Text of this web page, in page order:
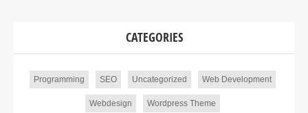
CATEGORIES
Programming SEO Uncategorized Web Development
Webdesign Wordpress Theme